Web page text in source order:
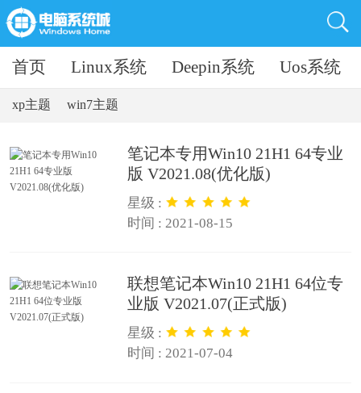
首页 Linux系统 Deepin系统 Uos系统
xp主题 win7主题
笔记本专用Win10 21H1 64专业
版 V2021.08(优化版)
星级 :
时间 : 2021-08-15
联想笔记本Win10 21H1 64位专
业版 V2021.07(正式版)
星级 :
时间 : 2021-07-04